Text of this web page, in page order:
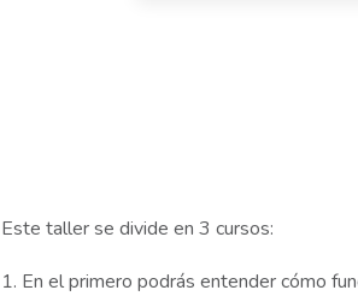
Este taller se divide en 3 cursos:
1. En el primero podrás entender cómo